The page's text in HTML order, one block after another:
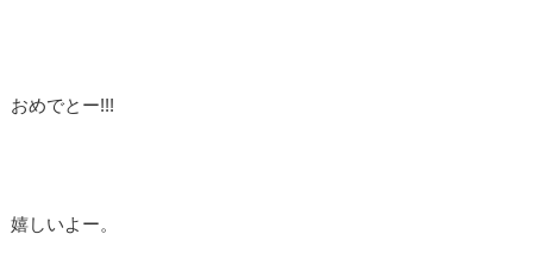
おめでとー!!!
嬉しいよー。